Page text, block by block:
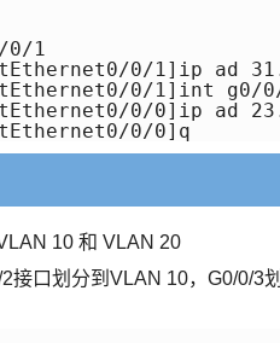
0/1
0/1]ip ad
0/1]int g0/
0/0]ip ad
10 和 VLAN 20
接口划分到VLAN 10，G0/0/3